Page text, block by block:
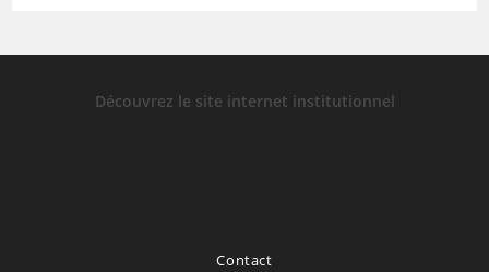
Découvrez le site internet institutionnel
Contact